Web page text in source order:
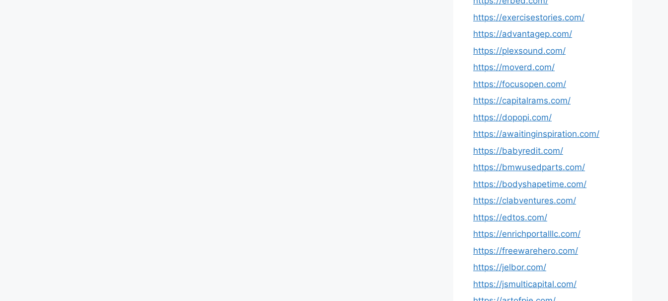
https://exercisestories.com/
https://advantagep.com/
https://plexsound.com/
https://moverd.com/
https://focusopen.com/
https://capitalrams.com/
https://dopopi.com/
https://awaitinginspiration.com/
https://babyredit.com/
https://bmwusedparts.com/
https://bodyshapetime.com/
https://clabventures.com/
https://edtos.com/
https://enrichportalllc.com/
https://freewarehero.com/
https://jelbor.com/
https://jsmulticapital.com/